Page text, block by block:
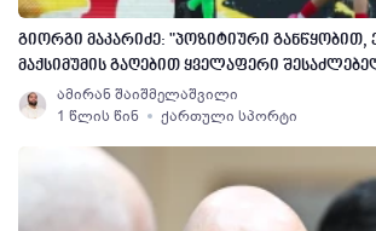
გიორგი მაკარიძე: "პოზიტიური
მაქსიმუმის გაღებით ყველაფერი
ამირან შაიშმელაშვილი
1 წლის წინ
ქართული სპორტი